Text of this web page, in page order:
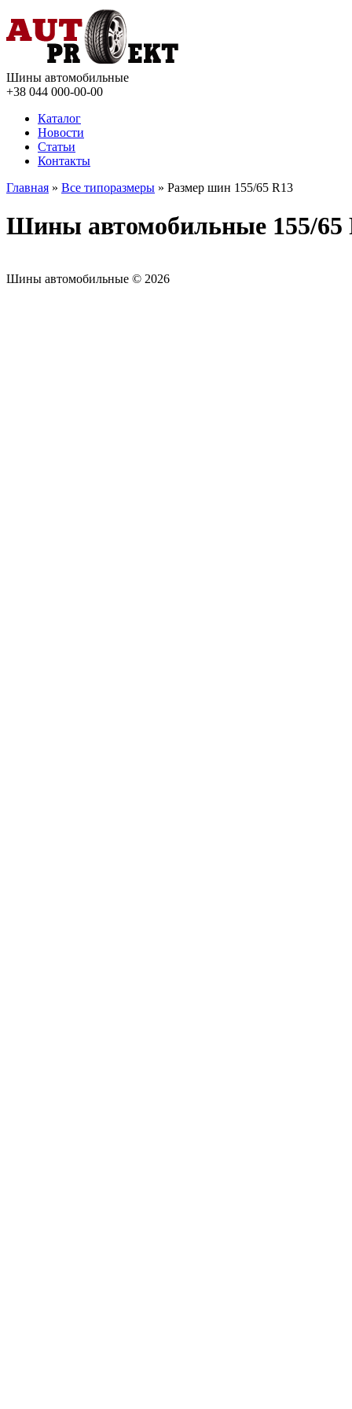
Шины автомобильные
+38 044 000-00-00
Каталог
Новости
Статьи
Контакты
Главная » Все типоразмеры » Размер шин 155/65 R13
Шины автомобильные 155/65
Шины автомобильные © 2026